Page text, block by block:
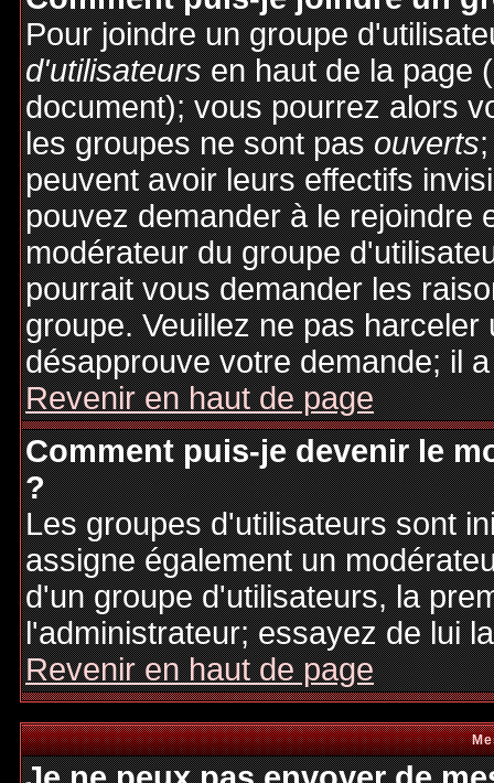
Pour joindre un groupe
d'utilisateursen haut de la page
document); vous pourrez alors
les groupes ne sont pasouverts
peuvent avoir leurs effectifs
pouvez demander à le rejoindre
modérateur du groupe
pourrait vous demander les
groupe. Veuillez ne pas
désapprouve votre demande; il
Revenir en haut de page
Comment puis-je devenir le
?
Les groupes d'utilisateurs sont
assigne également un
d'un groupe d'utilisateurs, la
l'administrateur; essayez de lui
Revenir en haut de page